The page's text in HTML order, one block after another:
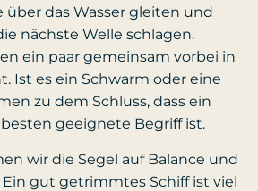
das Wasser gleiten und
nächste Welle schlagen.
ein paar gemeinsam vorbei in
Ist es ein Schwarm oder eine
zu dem Schluss, dass ein
geeignete Begriff ist.
wir die Segel auf Balance und
gut getrimmtes Schiff ist viel